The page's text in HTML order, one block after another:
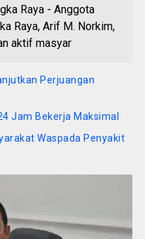
Raya - Anggota
Raya, Arif M. Norkim,
aktif masyar
Perjuangan
Jam Bekerja Maksimal
Waspada Penyakit